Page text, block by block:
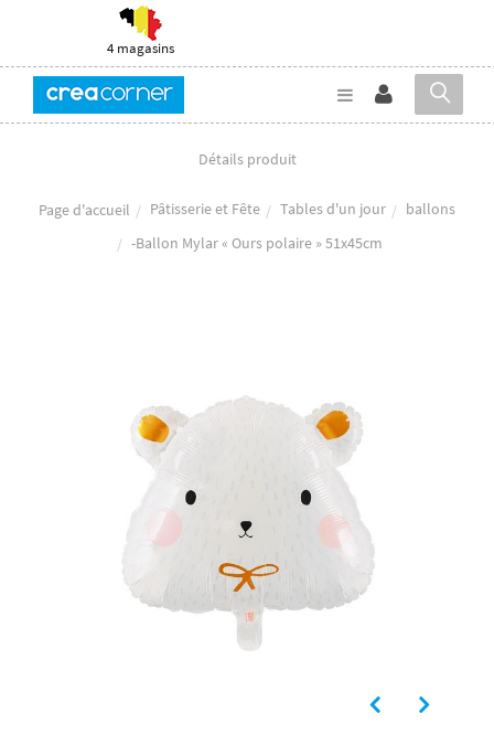
4 magasins
Détails produit
Page d'accueil Pâtisserie et Fête Tables d'un jour
ballons
-Ballon Mylar « Ours polaire » 51x45cm